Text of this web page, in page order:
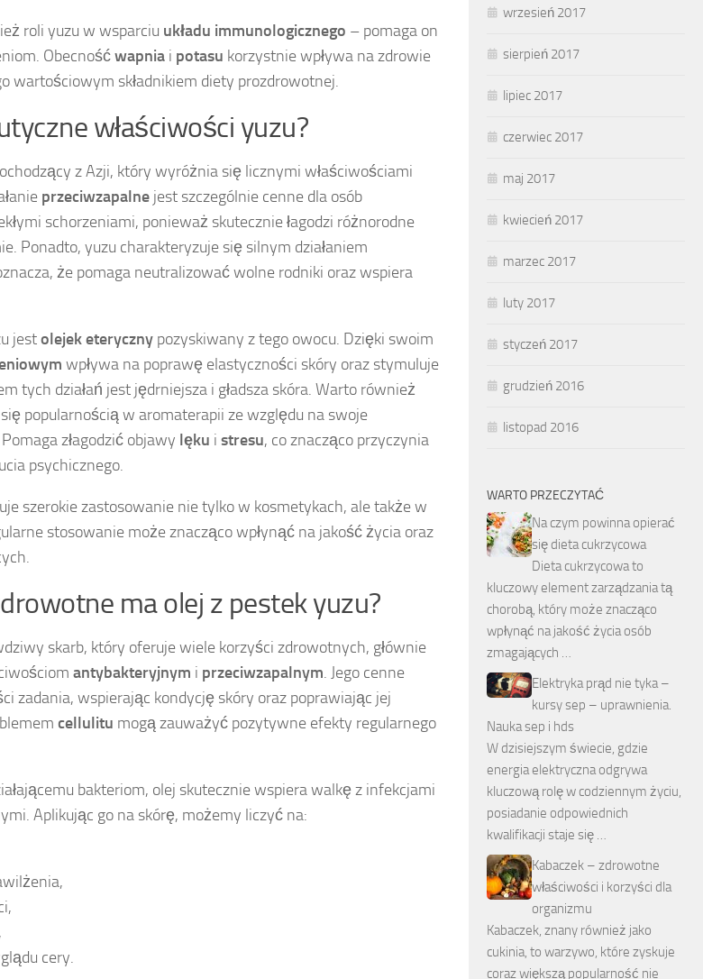
roli yuzu w wsparciu układu immunologicznego – pomaga on
Obecnośćwapnia i potasu korzystnie wpływa na zdrowie
wartościowym składnikiem diety prozdrowotnej.
właściwości yuzu?
z Azji, który wyróżnia się licznymi właściwościami
przeciwzapalne jest szczególnie cenne dla osób
schorzeniami, ponieważ skutecznie łagodzi różnorodne
Ponadto, yuzu charakteryzuje się silnym działaniem
że pomaga neutralizować wolne rodniki oraz wspiera
jestolejek eteryczny pozyskiwany z tego owocu. Dzięki swoim
wpływa na poprawę elastyczności skóry oraz stymuluje
tych działań jest jędrniejsza i gładsza skóra. Warto również
popularnością w aromaterapii ze względu na swoje
Pomaga złagodzić objawy lęku i stresu, co znacząco przyczynia
psychicznego.
szerokie zastosowanie nie tylko w kosmetykach, ale także w
stosowanie może znacząco wpłynąć na jakość życia oraz
ma olej z pestek yuzu?
skarb, który oferuje wiele korzyści zdrowotnych, głównie
antybakteryjnym i przeciwzapalnym. Jego cenne
zadania, wspierając kondycję skóry oraz poprawiając jej
cellulitu mogą zauważyć pozytywne efekty regularnego
bakteriom, olej skutecznie wspiera walkę z infekcjami
Aplikując go na skórę, możemy liczyć na:
cery.
wrzesień 2017
sierpień 2017
lipiec 2017
czerwiec 2017
maj 2017
kwiecień 2017
marzec 2017
luty 2017
styczeń 2017
grudzień 2016
listopad 2016
WARTO PRZECZYTAĆ
Na czym powinna opierać
się dieta cukrzycowa
Dieta cukrzycowa to
kluczowy element zarządzania tą
chorobą, który może znacząco
wpłynąć na jakość życia osób
zmagających …
Elektryka prąd nie tyka –
kursy sep – uprawnienia.
Nauka sep i hds
W dzisiejszym świecie, gdzie
energia elektryczna odgrywa
kluczową rolę w codziennym życiu,
posiadanie odpowiednich
kwalifikacji staje się …
Kabaczek – zdrowotne
właściwości i korzyści dla
organizmu
Kabaczek, znany również jako
cukinia, to warzywo, które zyskuje
coraz większą popularność nie